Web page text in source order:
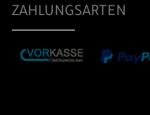
ZAHLUNGSARTEN